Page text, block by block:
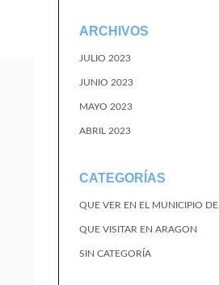
ARCHIVOS
JULIO 2023
JUNIO 2023
MAYO 2023
ABRIL 2023
CATEGORÍAS
QUE VER EN EL MUNICIPIO DE
QUE VISITAR EN ARAGON
SIN CATEGORÍA